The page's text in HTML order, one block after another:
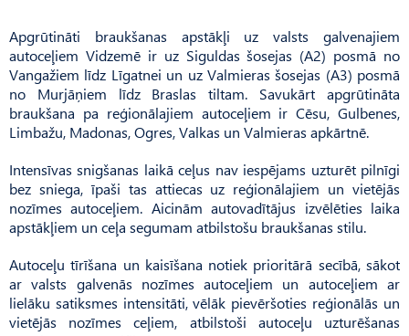
Apgrūtināti braukšanas apstākļi uz valsts galvenajiem
autoceļiem Vidzemē ir uz Siguldas šosejas (A2) posmā no
Vangažiem līdz Līgatnei un uz Valmieras šosejas (A3) posmā
no Murjāņiem līdz Braslas tiltam. Savukārt apgrūtināta
braukšana pa reģionālajiem autoceļiem ir Cēsu, Gulbenes,
Limbažu, Madonas, Ogres, Valkas un Valmieras apkārtnē.
Intensīvas snigšanas laikā ceļus nav iespējams uzturēt pilnīgi
bez sniega, īpaši tas attiecas uz reģionālajiem un vietējās
nozīmes autoceļiem. Aicinām autovadītājus izvēlēties laika
apstākļiem un ceļa segumam atbilstošu braukšanas stilu.
Autoceļu tīrīšana un kaisīšana notiek prioritārā secībā, sākot
ar valsts galvenās nozīmes autoceļiem un autoceļiem ar
lielāku satiksmes intensitāti, vēlāk pievēršoties reģionālās un
vietējās nozīmes ceļiem, atbilstoši autoceļu uzturēšanas